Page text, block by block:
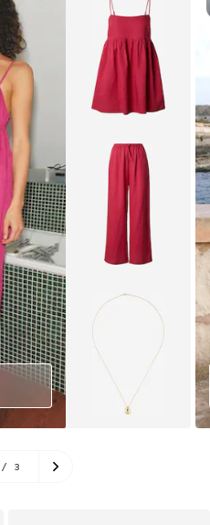
/ 3